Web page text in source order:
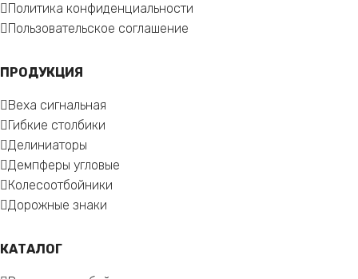
Политика конфиденциальности
Пользовательское соглашение
ПРОДУКЦИЯ
Веха сигнальная
Гибкие столбики
Делиниаторы
Демпферы угловые
Колесоотбойники
Дорожные знаки
КАТАЛОГ